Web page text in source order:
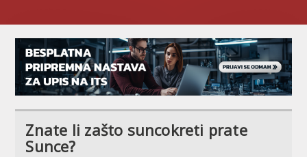
Znate li zašto suncokreti prate
Sunce?